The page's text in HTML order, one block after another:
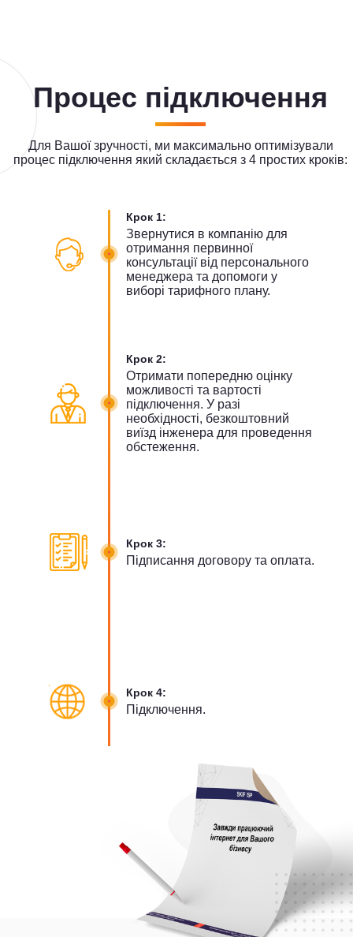
Процес підключення
Для Вашої зручності, ми максимально оптимізували
процес підключення який складається з 4 простих кроків:
Крок 1:
Звернутися в компанію для
отримання первинної
консультації від персонального
менеджера та допомоги у
виборі тарифного плану.
Крок 2:
Отримати попередню оцінку
можливості та вартості
підключення. У разі
необхідності, безкоштовний
виїзд інженера для проведення
обстеження.
Крок 3:
Підписання договору та оплата.
Крок 4:
Підключення.